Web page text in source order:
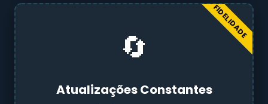
FIDELIDADE
🔄
Atualizações Constantes